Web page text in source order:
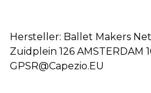
Hersteller: Ballet Makers
Zuidplein 126 AMSTERDAM
GPSR@Capezio.EU